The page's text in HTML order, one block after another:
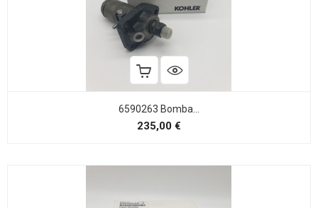
6590263 Bomba...
235,00 €